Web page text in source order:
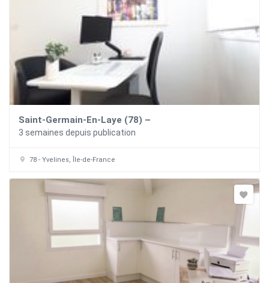
Saint-Germain-En-Laye (78) –
3 semaines depuis publication
78 - Yvelines, Île-de-France